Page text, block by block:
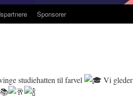
Sponsorer
studiehatten til farvel
Vi gleder